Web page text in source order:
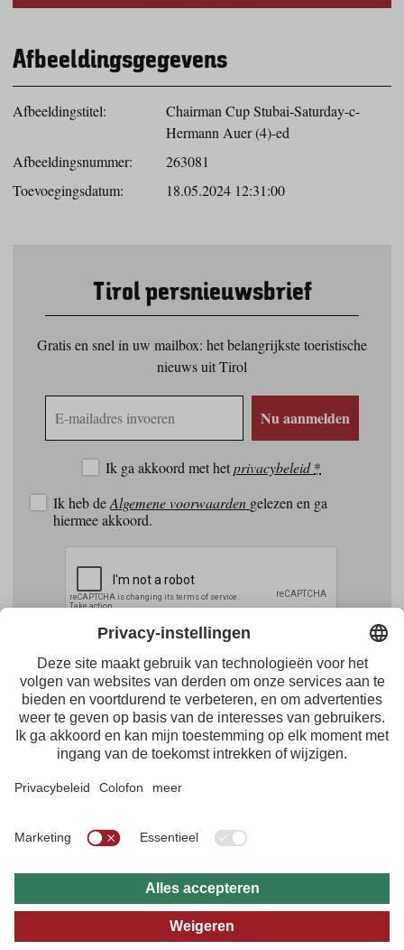
Afbeeldingsgegevens
Afbeeldingstitel:
Chairman Cup Stubai-Saturday-c-
Hermann Auer (4)-ed
Afbeeldingsnummer:
263081
Toevoegingsdatum:
18.05.2024 12:31:00
Tirol persnieuwsbrief
Gratis en snel in uw mailbox: het belangrijkste toeristische
nieuws uit Tirol
mailadres
Nu aanmelden
Ik ga akkoord met hetprivacybeleid*
Ik heb deAlgemene voorwaarden gelezen en ga
hiermee akkoord.
Maria-Theresien-Straße 55 · 6020 Innsbruck
RSS-feeds
Impressum
Gegevensbescherming
Algemene voorwaarden
B2B
FacebookYoutubeInstagramPinterestFeed